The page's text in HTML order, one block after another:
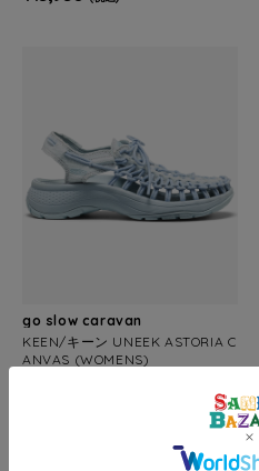
go slow caravan
KEEN/キーン UNEEK ASTORIA C
ANVAS (WOMENS)